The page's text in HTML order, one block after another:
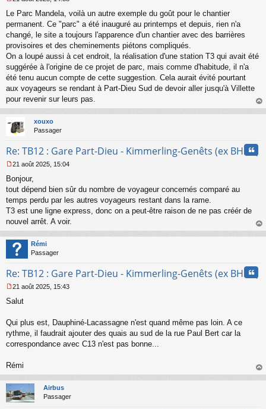
e
s
s
g
e
n
o
n
u
Le Parc Mandela, voilà un autre exemple du goût pour le chantier
permanent. Ce "parc" a été inauguré au printemps et depuis, rien n'a
changé, le site a toujours l'apparence d'un chantier avec des barrières
provisoires et des cheminements piétons compliqués.
On a loupé aussi à cet endroit, la réalisation d'une station T3 qui avait été
suggérée à l'origine de ce projet de parc, mais comme d'habitude, il n'a
été tenu aucun compte de cette suggestion. Cela aurait évité pourtant
aux voyageurs se rendant à Part-Dieu Sud de devoir aller jusqu'à Villette
pour revenir sur leurs pas.
au
xouxo
Passager
Re: TB12 : Gare Part-Dieu - Kimmerling-Genêts (ex BHNS)
e
s
s
a
g
e
n
o
n
l
21 août 2025, 15:04
Bonjour,
tout dépend bien sûr du nombre de voyageur concernés comparé au
temps perdu par les autres voyageurs restant dans la rame.
T3 est une ligne express, donc on a peut-être raison de ne pas créér de
nouvel arrêt. A voir.
au
Rémi
Passager
Re: TB12 : Gare Part-Dieu - Kimmerling-Genêts (ex BHNS)
e
s
a
g
e
o
n
l
u
21 août 2025, 15:43
Salut
Qui plus est, Dauphiné-Lacassagne n'est quand même pas loin. A ce
rythme, il faudrait ajouter des quais au sud de la rue Paul Bert car la
correspondance avec C13 n'est pas bonne...
Rémi
au
Airbus
Passager